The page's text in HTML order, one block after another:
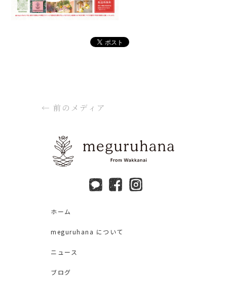
← 前のメディア
ホーム
meguruhana について
ニュース
ブログ